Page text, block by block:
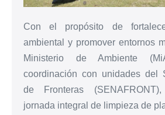
Con el propósito de
ambiental y promover entornos
Ministerio de Ambiente
coordinación con unidades del
de Fronteras
jornada integral de limpieza de